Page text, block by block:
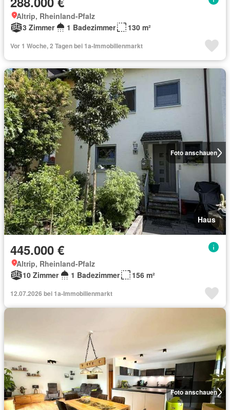
Altrip, Rheinland-Pfalz
3 Zimmer
1 Badezimmer 130 m²
Vor 1 Woche, 2 Tagen bei 1a-Immobilienmarkt
Foto anschauen
Haus
445.000 €
Altrip, Rheinland-Pfalz
10 Zimmer
1 Badezimmer 156 m²
12.07.2026 bei 1a-Immobilienmarkt
Foto anschauen